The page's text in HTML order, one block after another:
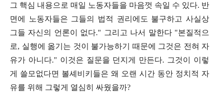
그 핵심 내용으로 매일 노동자들을 마음껏 속일 수 있다. 반
면에 노동자들은 그들의 법적 권리에도 불구하고 사실상
그들 자신의 언론이 없다." 그리고 나서 말한다 "본질적으
로, 실행에 옮기는 것이 불가능하기 때문에 그것은 전혀 자
유가 아니다." 이것은 질문을 던지게 만든다. 그것이 이렇
게 쓸모없다면 볼셰비키들은 왜 오랜 시간 동안 정치적 자
유를 위해 그렇게 열심히 싸웠을까?